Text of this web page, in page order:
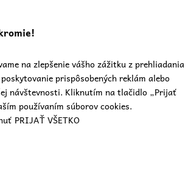
na zlepšenie vášho zážitku z prehliadania
prispôsobených reklám alebo
návštevnosti. Kliknutím na tlačidlo „Prijať
používaním súborov cookies.
PRIJAŤ VŠETKO